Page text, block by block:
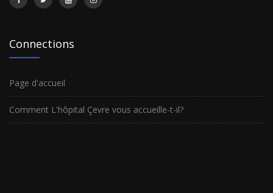
Connections
Page d'accueil
Comment L'hôpital Çevre vous accueille-t-il?